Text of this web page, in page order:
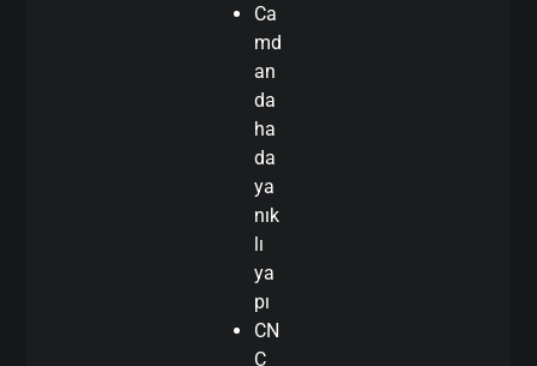
Ca
md
an
da
ha
da
ya
nık
lı
ya
pı
CN
C